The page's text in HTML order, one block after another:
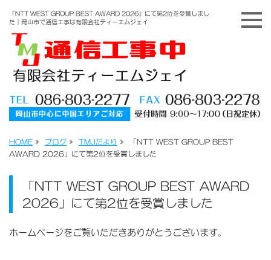
「NTT WEST GROUP BEST AWARD 2026」にて第2位を受賞しまし
た｜岡山市で通信工事は有限会社ティーエムジェイ
HOME » ブログ » TMJだより »
「NTT WEST GROUP BEST
AWARD 2026」にて第2位を受賞しました
「NTT WEST GROUP BEST AWARD
2026」にて第2位を受賞しました
ホームページをご覧いただきありがとうございます。